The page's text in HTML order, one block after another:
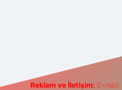
Reklam ve İletişim: E-mail: